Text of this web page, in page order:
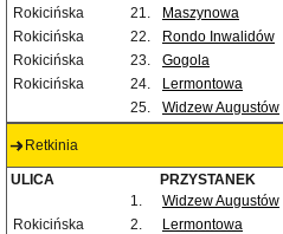
Rokicińska
21. Maszynowa
Rokicińska
22. Rondo Inwalidów
Rokicińska
23. Gogola
Rokicińska
24. Lermontowa
25.
Widzew Augustów
Retkinia
ULICA PRZYSTANEK
1.
Widzew Augustów
Rokicińska
2. Lermontowa